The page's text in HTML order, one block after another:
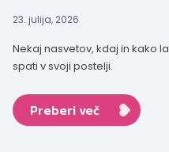
23. julija, 2026
Nekaj nasvetov, kdaj in kako
spati v svoji postelji.
Preberi več